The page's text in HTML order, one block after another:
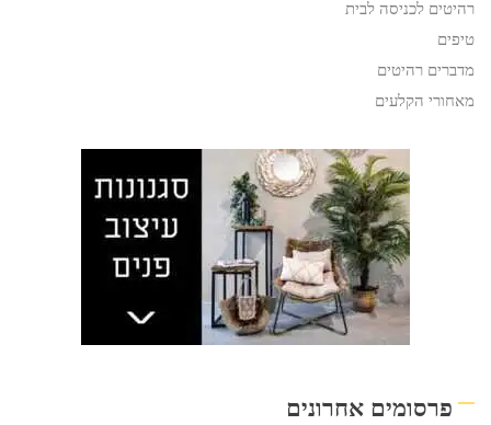
רהיטים לכניסה לבית
טיפים
מדברים רהיטים
מאחורי הקלעים
פרסומים אחרונים